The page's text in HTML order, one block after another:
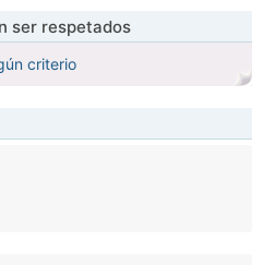
ser respetados
criterio